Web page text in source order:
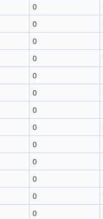
0
0
0
0
0
0
0
0
0
0
0
0
0